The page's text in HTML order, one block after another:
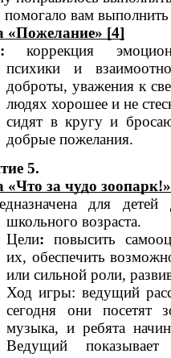
вам
«Пожелание» [4]
:коррекция
психики и
доброты, уважения к
людях хорошее и не
сидят в кругу и
добрые пожелания.
5.
«Что за чудо
для детей
школьного возраста.
Цели: повысить
их, обеспечить
или сильной роли,
Ход игры: ведущий
сегодня они посетят
музыка, и ребята
Ведущий